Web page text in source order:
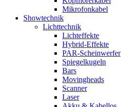
Mikrofonkabel
Showtechnik
Lichttechnik
Lichteffekte
Hybrid-Effekte
PAR-Scheinwerfer
Spiegelkugeln
Bars
Movingheads
Scanner
Laser